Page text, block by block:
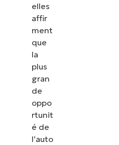
elles
affir
ment
que
la
plus
gran
de
oppo
rtunit
é de
l’auto